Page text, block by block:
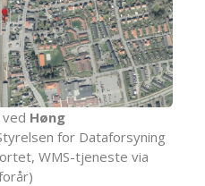
Høng
for Dataforsyning
WMS-tjeneste via